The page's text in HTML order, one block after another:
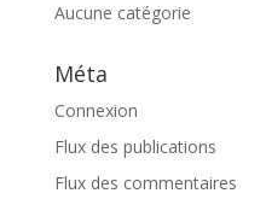
Aucune catégorie
Méta
Connexion
Flux des publications
Flux des commentaires